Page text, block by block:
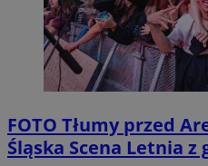
FOTO Tłumy przed
Śląska Scena Letnia